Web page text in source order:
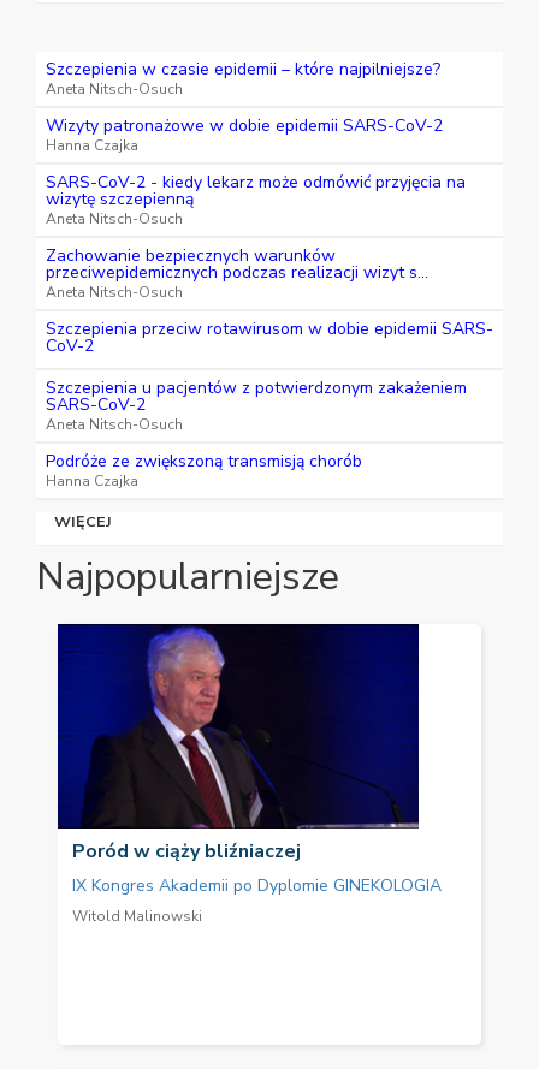
Szczepienia w czasie epidemii – które najpilniejsze?
Aneta Nitsch-Osuch
Wizyty patronażowe w dobie epidemii SARS-CoV-2
Hanna Czajka
SARS-CoV-2 - kiedy lekarz może odmówić przyjęcia na
wizytę szczepienną
Aneta Nitsch-Osuch
Zachowanie bezpiecznych warunków
przeciwepidemicznych podczas realizacji wizyt s...
Aneta Nitsch-Osuch
Szczepienia przeciw rotawirusom w dobie epidemii SARS-
CoV-2
Szczepienia u pacjentów z potwierdzonym zakażeniem
SARS-CoV-2
Aneta Nitsch-Osuch
Podróże ze zwiększoną transmisją chorób
Hanna Czajka
WIĘCEJ
Najpopularniejsze
Poród w ciąży bliźniaczej
IX Kongres Akademii po Dyplomie GINEKOLOGIA
Witold Malinowski